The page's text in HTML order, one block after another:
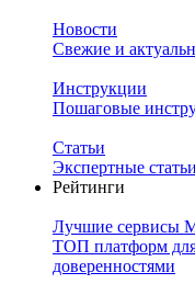
Новости
Свежие и
Инструкции
Пошаговые
Статьи
Экспертные
Рейтинги
Лучшие сервисы
ТОП платформ для
доверенностями